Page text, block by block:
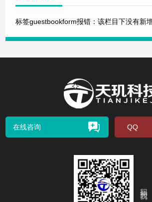
标签guestbookform报错：该栏目下没有新
在线咨询 QQ